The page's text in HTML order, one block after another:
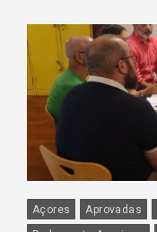
Açores Aprovadas